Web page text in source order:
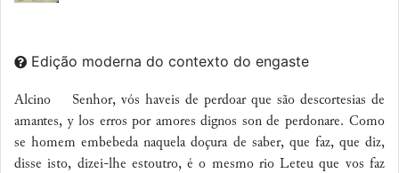
Edição moderna do contexto do engaste
Alcino Senhor, vós haveis de perdoar que são descortesias de
amantes, y los erros por amores dignos son de perdonare. Como
se homem embebeda naquela doçura de saber, que faz, que diz,
disse isto, dizei-lhe estoutro, é o mesmo rio Leteu que vos faz